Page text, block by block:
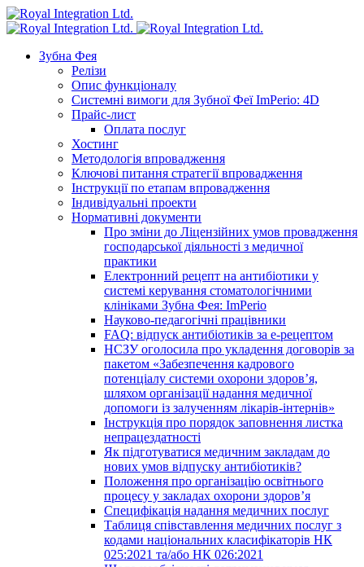
Зубна Фея
Релізи
Опис функціоналу
Системні вимоги для Зубної Феї ImPerio: 4D
Прайс-лист
Оплата послуг
Хостинг
Методологія впровадження
Ключові питання стратегії впровадження
Інструкції по етапам впровадження
Індивідуальні проекти
Нормативні документи
Про зміни до Ліцензійних умов провадження
господарської діяльності з медичної
практики
Електронний рецепт на антибіотики у
системі керування стоматологічними
клініками Зубна Фея: ImPerio
Науково-педагогічні працівники
FAQ: відпуск антибіотиків за е-рецептом
НСЗУ оголосила про укладення договорів за
пакетом «Забезпечення кадрового
потенціалу системи охорони здоров’я,
шляхом організації надання медичної
допомоги із залученням лікарів-інтернів»
Інструкція про порядок заповнення листка
непрацездатності
Як підготуватися медичним закладам до
нових умов відпуску антибіотиків?
Положення про організацію освітнього
процесу у закладах охорони здоров’я
Специфікація надання медичних послуг
Таблиця співставлення медичних послуг з
кодами національних класифікаторів НК
025:2021 та/або НК 026:2021